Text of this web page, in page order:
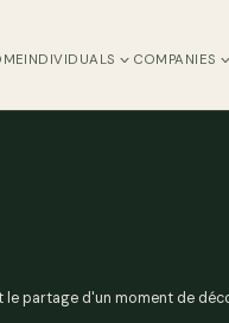
INDIVIDUALS COMPANIES
partage d'un moment de